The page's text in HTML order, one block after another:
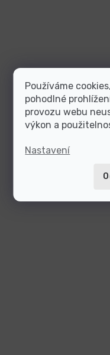
Používáme
pohodlné
provozu webu
výkon a
Nastavení